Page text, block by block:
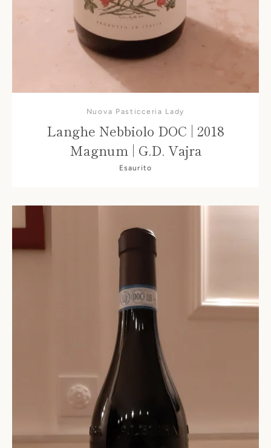
Nuova Pasticceria Lady
Langhe Nebbiolo DOC | 2018
Magnum | G.D. Vajra
Esaurito